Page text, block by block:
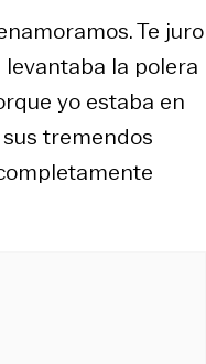
Te juro
levantaba la polera
yo estaba en
tremendos